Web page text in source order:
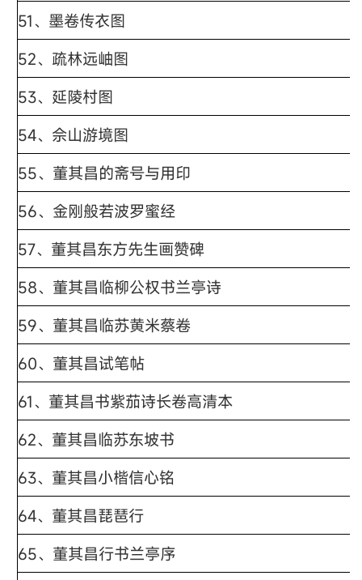
51、墨卷传衣图
52、疏林远岫图
53、延陵村图
54、佘山游境图
55、董其昌的斋号与用印
56、金刚般若波罗蜜经
57、董其昌东方先生画赞碑
58、董其昌临柳公权书兰亭诗
59、董其昌临苏黄米蔡卷
60、董其昌试笔帖
61、董其昌书紫茄诗长卷高清本
62、董其昌临苏东坡书
63、董其昌小楷信心铭
64、董其昌琵琶行
65、董其昌行书兰亭序